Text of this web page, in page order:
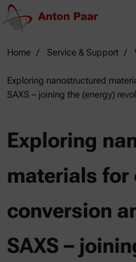
Home Service & Support
Exploring nanostructured
SAXS – joining the (energy)
Exploring
materials for
conversion
SAXS –